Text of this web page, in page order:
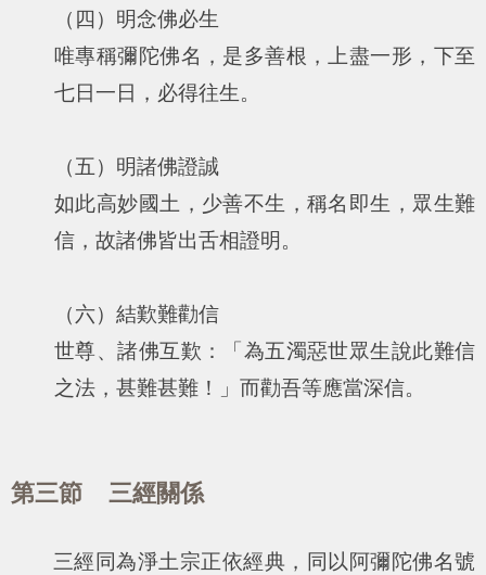
（四）明念佛必生
唯專稱彌陀佛名，是多善根，上盡一形，下至
七日一日，必得往生。
（五）明諸佛證誠
如此高妙國土，少善不生，稱名即生，眾生難
信，故諸佛皆出舌相證明。
（六）結歎難勸信
世尊、諸佛互歎：「為五濁惡世眾生說此難信
之法，甚難甚難！」而勸吾等應當深信。
第三節 三經關係
三經同為淨土宗正依經典，同以阿彌陀佛名號